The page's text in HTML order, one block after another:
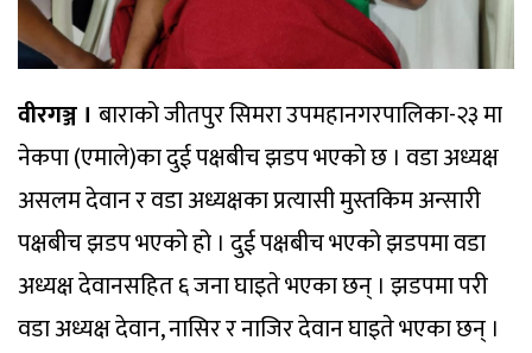
वीरगञ्ज । बाराको जीतपुर सिमरा उपमहानगरपालिका-२३ मा
नेकपा (एमाले)का दुई पक्षबीच झडप भएको छ । वडा अध्यक्ष
असलम देवान र वडा अध्यक्षका प्रत्यासी मुस्तकिम अन्सारी
पक्षबीच झडप भएको हो । दुई पक्षबीच भएको झडपमा वडा
अध्यक्ष देवानसहित ६ जना घाइते भएका छन् । झडपमा परी
वडा अध्यक्ष देवान, नासिर र नाजिर देवान घाइते भएका छन् ।